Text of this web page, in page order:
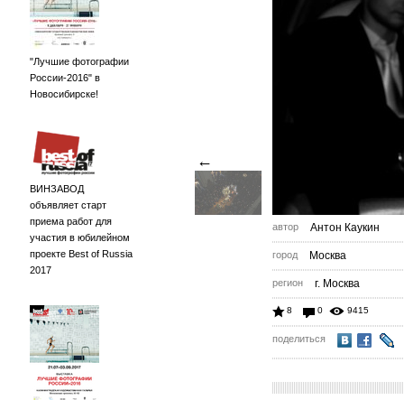
"Лучшие фотографии
России-2016" в
Новосибирске!
ВИНЗАВОД
объявляет старт
приема работ для
участия в юбилейном
проекте Best of Russia
2017
←
автор Антон Каукин
город Москва
регион г. Москва
8 0 9415
поделиться